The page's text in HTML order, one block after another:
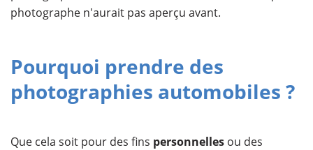
photographe n'aurait pas aperçu avant.
Pourquoi prendre des
photographies automobiles ?
Que cela soit pour des fins personnelles ou des